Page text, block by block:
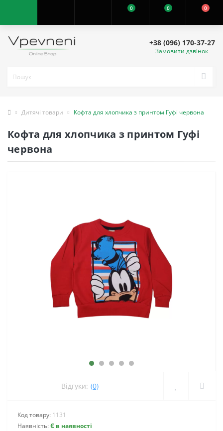
0 0 0
+38 (096) 170-37-27
Замовити дзвінок
Дитячі товари Кофта для хлопчика з принтом Гуфі червона
Кофта для хлопчика з принтом Гуфі
червона
Відгуки: (0)
Код товару: 1131
Наявність:Є в наявності